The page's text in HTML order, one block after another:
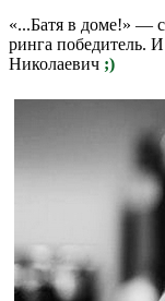
«...Батя в доме!» —
ринга победитель.
Николаевич ;)